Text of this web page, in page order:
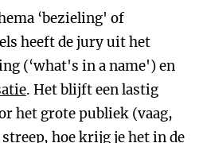
‘bezieling' of
heeft de jury uit het
(‘what's in a name') en
. Het blijft een lastig
het grote publiek (vaag,
hoe krijg je het in de